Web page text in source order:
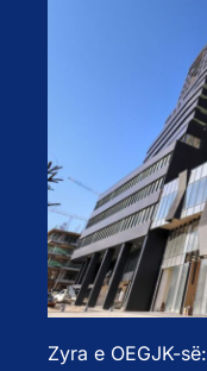
Zyra e OEGJK-së: